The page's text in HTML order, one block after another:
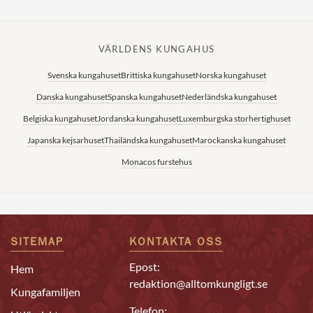
VÄRLDENS KUNGAHUS
Svenska kungahusetBrittiska kungahusetNorska kungahuset
Danska kungahusetSpanska kungahusetNederländska kungahuset
Belgiska kungahusetJordanska kungahusetLuxemburgska storhertighuset
Japanska kejsarhusetThailändska kungahusetMarockanska kungahuset
Monacos furstehus
SITEMAP
Hem
Kungafamiljen
KONTAKTA OSS
Epost:
redaktion@alltomkungligt.se